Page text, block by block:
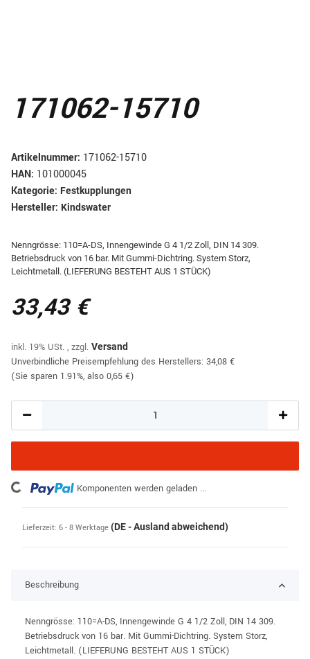
171062-15710
Artikelnummer: 171062-15710
HAN: 101000045
Kategorie: Festkupplungen
Hersteller: Kindswater
Nenngrösse: 110=A-DS, Innengewinde G 4 1/2 Zoll, DIN 14 309.
Betriebsdruck von 16 bar. Mit Gummi-Dichtring. System Storz,
Leichtmetall. (LIEFERUNG BESTEHT AUS 1 STÜCK)
33,43 €
inkl. 19% USt. , zzgl. Versand
Unverbindliche Preisempfehlung des Herstellers: 34,08 €
(Sie sparen 1.91%, also 0,65 €)
Loading... Komponenten werden geladen ...
Lieferzeit: 6 - 8 Werktage (DE - Ausland abweichend)
Beschreibung
Nenngrösse: 110=A-DS, Innengewinde G 4 1/2 Zoll, DIN 14 309.
Betriebsdruck von 16 bar. Mit Gummi-Dichtring. System Storz,
Leichtmetall. (LIEFERUNG BESTEHT AUS 1 STÜCK)